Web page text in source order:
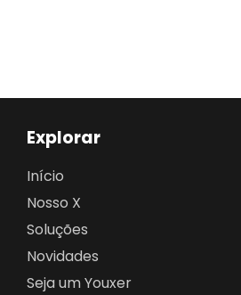
Explorar
Início
Nosso X
Soluções
Novidades
Seja um Youxer